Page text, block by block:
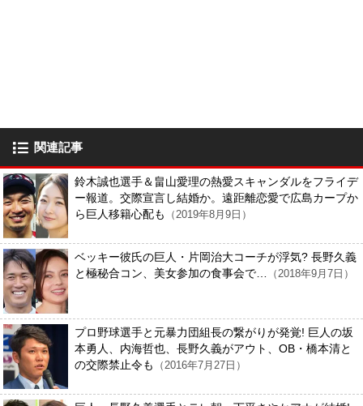
関連記事
鈴木誠也選手＆畠山愛理の熱愛スキャンダルをフライデ
ー報道。交際宣言し結婚か。遠距離恋愛で広島カープか
ら巨人移籍心配も
（2019年8月9日）
ベッキー彼氏の巨人・片岡治大コーチが浮気? 長野久義
と極秘合コン、美女参加の食事会で… （2018年9月7日）
プロ野球選手と元暴力団組長の繋がりが発覚! 巨人の坂
本勇人、内海哲也、長野久義がアウト、OB・橋本清と
の交際禁止令も
（2016年7月27日）